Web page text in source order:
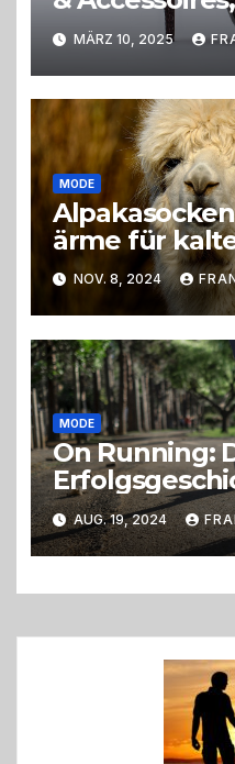
aus der Mode
MÄRZ 10, 2025
MODE
ärme für
NOV. 8, 2024
MODE
On Running:
Schweizer
AUG. 19, 2024